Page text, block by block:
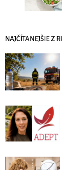
NAJČÍTANEJŠIE Z